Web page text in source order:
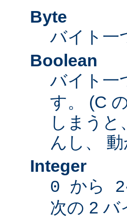
Byte
バイト一
Boolean
バイト一
す。 (C
しまう
んし、
Integer
0 から
次の 2 バ